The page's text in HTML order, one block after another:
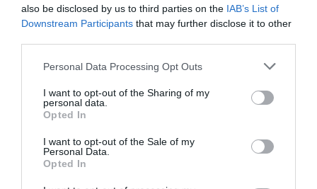
also be disclosed by us to third parties on the IAB’s List of
Downstream Participants that may further disclose it to other
Personal Data Processing Opt Outs
I want to opt-out of the Sharing of my
personal data.
Opted In
I want to opt-out of the Sale of my
Personal Data.
Opted In